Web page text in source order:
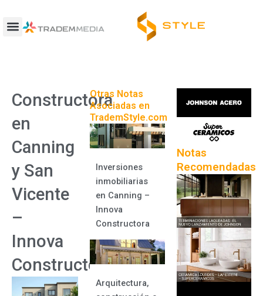
contenido
Constructora
en
Canning
y San
Vicente
–
Innova
Constructora
Otras Notas
Asociadas en
TrademStyle.com
Inversiones
inmobiliarias
en Canning –
Innova
Constructora
Arquitectura,
Notas
Recomendadas